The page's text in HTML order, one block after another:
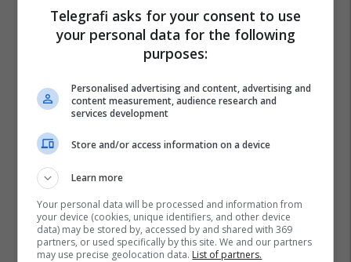
Telegrafi asks for your consent to use
your personal data for the following
purposes:
Personalised advertising and content, advertising and
content measurement, audience research and
services development
Store and/or access information on a device
Learn more
Your personal data will be processed and information from
your device (cookies, unique identifiers, and other device
data) may be stored by, accessed by and shared with 369
partners, or used specifically by this site. We and our partners
may use precise geolocation data. List of partners.